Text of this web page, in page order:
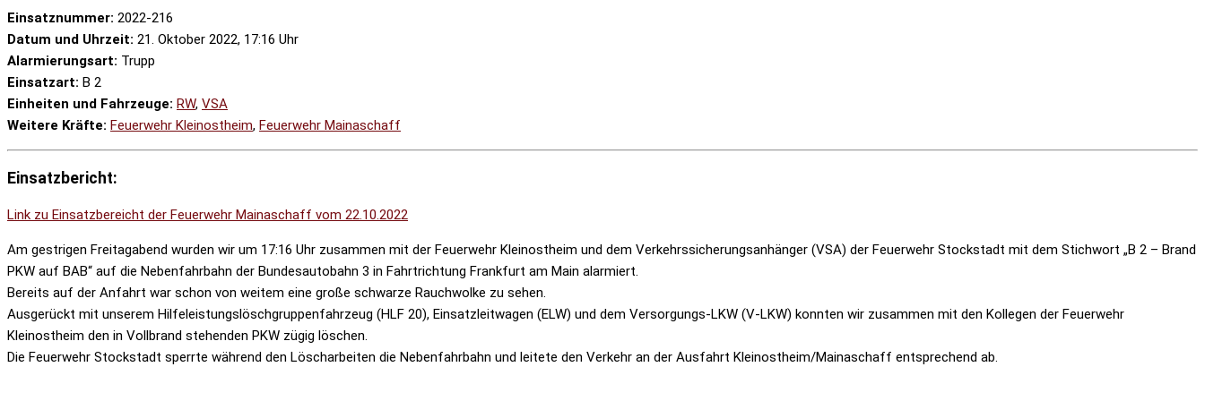
Einsatznummer: 2022-216
Datum und Uhrzeit: 21. Oktober 2022, 17:16 Uhr
Alarmierungsart: Trupp
Einsatzart: B 2
Einheiten und Fahrzeuge: RW, VSA
Weitere Kräfte: Feuerwehr Kleinostheim, Feuerwehr Mainaschaff
Einsatzbericht:
Link zu Einsatzbereicht der Feuerwehr Mainaschaff vom 22.10.2022
Am gestrigen Freitagabend wurden wir um 17:16 Uhr zusammen mit der Feuerwehr Kleinostheim und dem Verkehrssicherungsanhänger (VSA) der Feuerwehr Stockstadt mit dem Stichwort „B 2 – Brand
PKW auf BAB“ auf die Nebenfahrbahn der Bundesautobahn 3 in Fahrtrichtung Frankfurt am Main alarmiert.
Bereits auf der Anfahrt war schon von weitem eine große schwarze Rauchwolke zu sehen.
Ausgerückt mit unserem Hilfeleistungslöschgruppenfahrzeug (HLF 20), Einsatzleitwagen (ELW) und dem Versorgungs-LKW (V-LKW) konnten wir zusammen mit den Kollegen der Feuerwehr
Kleinostheim den in Vollbrand stehenden PKW zügig löschen.
Die Feuerwehr Stockstadt sperrte während den Löscharbeiten die Nebenfahrbahn und leitete den Verkehr an der Ausfahrt Kleinostheim/Mainaschaff entsprechend ab.